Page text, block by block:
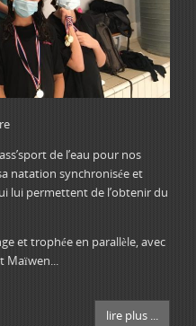
de l’eau pour nos
natation synchronisée et
lui permettent de l’obtenir du
et trophée en parallèle, avec
Maïwen...
lire plus ...